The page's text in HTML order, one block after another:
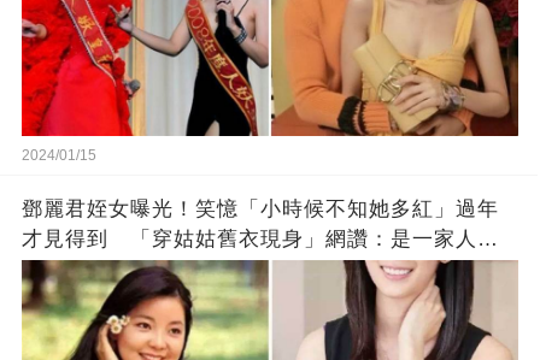
2024/01/15
鄧麗君姪女曝光！笑憶「小時候不知她多紅」過年
才見得到 「穿姑姑舊衣現身」網讚：是一家人沒
錯!